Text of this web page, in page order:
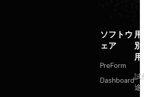
ソフトウ
ェア
PreForm
Dashboard試
途